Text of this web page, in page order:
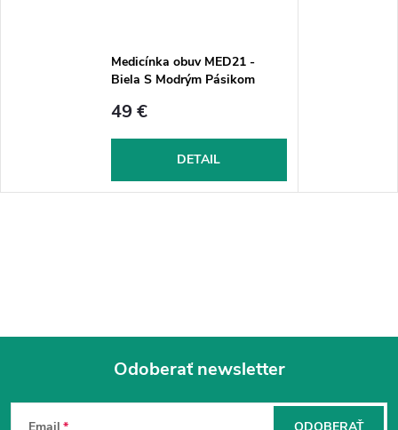
Medicínka obuv MED21 -
Biela S Modrým Pásikom
49 €
DETAIL
Z
Odoberať newsletter